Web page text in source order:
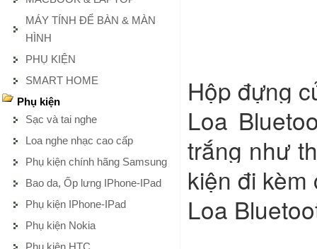
MÁY TÍNH ĐỂ BÀN & MÀN
HÌNH
PHỤ KIỆN
SMART HOME
Phụ kiện
Sạc và tai nghe
Loa nghe nhạc cao cấp
Phụ kiện chính hãng Samsung
Bao da, Ốp lưng IPhone-IPad
Phụ kiện IPhone-IPad
Phụ kiện Nokia
Phụ kiện HTC
Hộp đựng
Loa
trắng như
kiện đi kèm
Loa